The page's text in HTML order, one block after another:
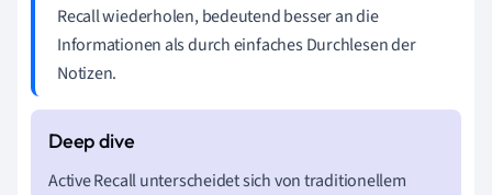
Recall wiederholen, bedeutend besser an die
Informationen als durch einfaches Durchlesen der
Notizen.
Active Recall unterscheidet sich von traditionellem